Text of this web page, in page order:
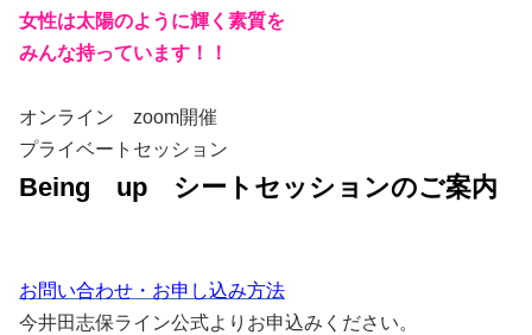
女性は太陽のように輝く素質を
みんな持っています！！
オンライン zoom開催
プライベートセッション
Being up シートセッションのご案内
お問い合わせ・お申し込み方法
今井田志保ライン公式よりお申込みください。